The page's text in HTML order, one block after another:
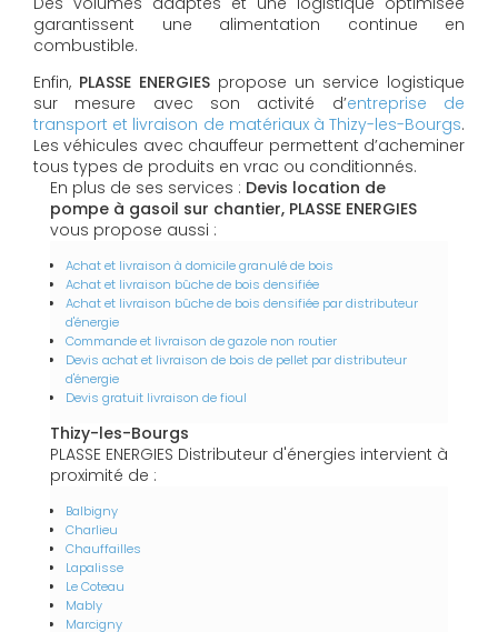
garantissent une alimentation continue en
combustible.
Enfin, PLASSE ENERGIES propose un service logistique
sur mesure avec son activité d’entreprise de
transport et livraison de matériaux à Thizy-les-Bourgs.
Les véhicules avec chauffeur permettent d’acheminer
tous types de produits en vrac ou conditionnés.
En plus de ses services : Devis location de
pompe à gasoil sur chantier, PLASSE ENERGIES
vous propose aussi :
Achat et livraison à domicile granulé de bois
Achat et livraison bûche de bois densifiée
Achat et livraison bûche de bois densifiée par distributeur
d'énergie
Commande et livraison de gazole non routier
Devis achat et livraison de bois de pellet par distributeur
d'énergie
Devis gratuit livraison de fioul
Thizy-les-Bourgs
PLASSE ENERGIES Distributeur d'énergies intervient à
proximité de :
Balbigny
Charlieu
Chauffailles
Lapalisse
Le Coteau
Mably
Marcigny